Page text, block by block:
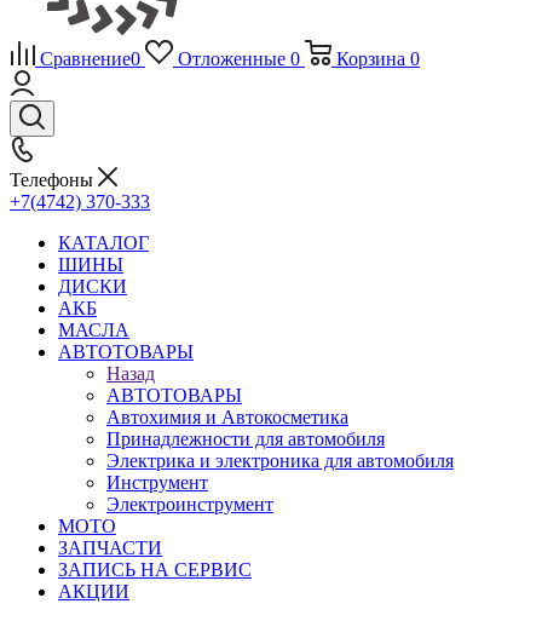
Сравнение0 Отложенные 0 Корзина 0
Телефоны
+7(4742) 370-333
КАТАЛОГ
ШИНЫ
ДИСКИ
АКБ
МАСЛА
АВТОТОВАРЫ
Назад
АВТОТОВАРЫ
Автохимия и Автокосметика
Принадлежности для автомобиля
Электрика и электроника для автомобиля
Инструмент
Электроинструмент
МОТО
ЗАПЧАСТИ
ЗАПИСЬ НА СЕРВИС
АКЦИИ